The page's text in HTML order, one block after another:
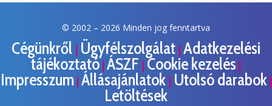
© 2002 – 2026 Minden jog fenntartva
Cégünkről | Ügyfélszolgálat | Adatkezelési
tájékoztató | ÁSZF | Cookie kezelés |
Impresszum| Állásajánlatok | Utolsó darabok|
Letöltések